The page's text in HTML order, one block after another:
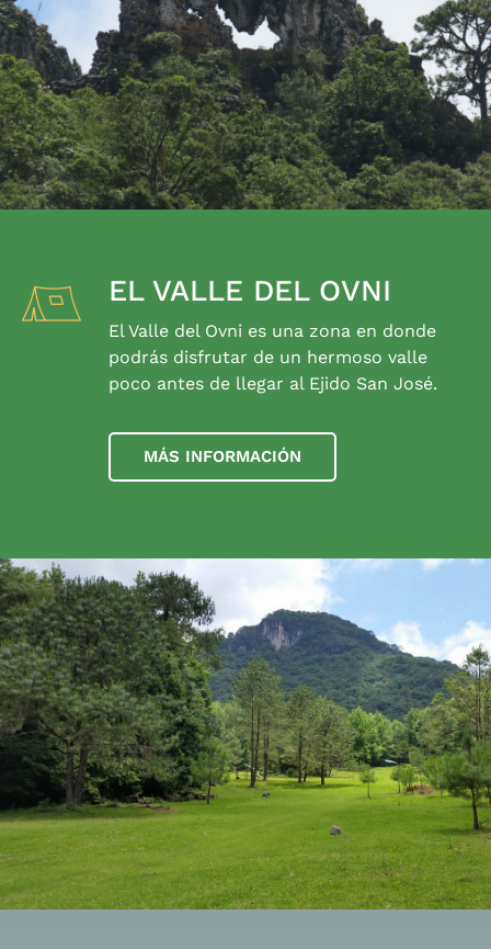
EL VALLE DEL OVNI
El Valle del Ovni es una zona en donde
podrás disfrutar de un hermoso valle
poco antes de llegar al Ejido San José.
MÁS INFORMACIÓN